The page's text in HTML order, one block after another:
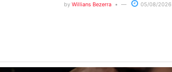
by Willians Bezerra 05/08/2026